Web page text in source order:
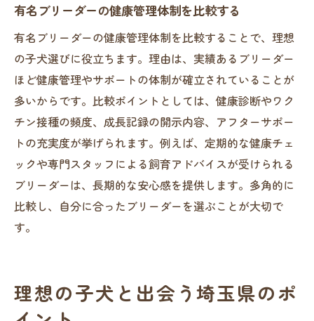
有名ブリーダーの健康管理体制を比較する
有名ブリーダーの健康管理体制を比較することで、理想
の子犬選びに役立ちます。理由は、実績あるブリーダー
ほど健康管理やサポートの体制が確立されていることが
多いからです。比較ポイントとしては、健康診断やワク
チン接種の頻度、成長記録の開示内容、アフターサポー
トの充実度が挙げられます。例えば、定期的な健康チェ
ックや専門スタッフによる飼育アドバイスが受けられる
ブリーダーは、長期的な安心感を提供します。多角的に
比較し、自分に合ったブリーダーを選ぶことが大切で
す。
理想の子犬と出会う埼玉県のポ